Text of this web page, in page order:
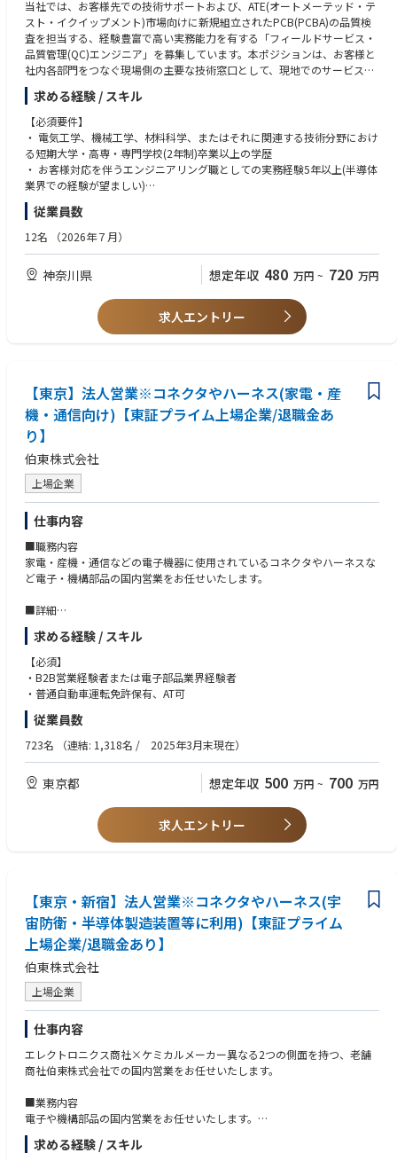
を作ることなくお互いの業務を進んでフォローしあうことができる事
・指示待ちではなく自ら進んで行動できる事
当社では、お客様先での技術サポートおよび、ATE(オートメーテッド・テ
スト・イクイップメント)市場向けに新規組立されたPCB(PCBA)の品質検
査を担当する、経験豊富で高い実務能力を有する「フィールドサービス・
品質管理(QC)エンジニア」を募集しています。本ポジションは、お客様と
社内各部門をつなぐ現場側の主要な技術窓口として、現地でのサービスエ
ンジニアリング業務、および電話によるフェイラー・アナリシス(故障解
析)対応・サポートを担っていただきます。加えて、社内における品質管理
検査業務も含まれます。世界最高水準のサポート提供、迅速な問題解決、
そしてお客様の要望への先回りした対応を実現できる方を求めています。
【主な職務内容】
1. 現地技術サポート及びフェイラー・アナリシス(故障解析)
・ お客様先およびOSAT(半導体アセンブリ・テスト外部委託先)拠点におけ
る製品の保守・修理対応
・ 電気的出力データの記録・評価による初期不具合の切り分け・故障解析
のサポート。フェイラー・アナリシスに資するテスターのデータログの確
・ 社内エンジニアリング各部門(設計、製造、SQE)と連携し、詳細な故障
・ 関連データの収集および、詳細かつ正確なサービスレポートの提出を通
じた、体系的な根本原因調査のサポート
2. 社内部門横断的な連携
・ 直属の同僚、テクニカルセールスエンジニア、プロジェクトマネージャ
ー、品質エンジニア、および設計センターと密に連携し、お客様の要求事
項や技術的リスクを共有
・ 知見の共有やアドバイスを通じ、可能な限り同僚をサポート
・ お客様からのフィードバックを社内各部門が実行可能なタスクへ落とし
込み、それぞれの成果物の背景にある「理由」を各部門が理解できるよう
にする
・ 社内他部門とお客様との間の緩衝役として、エスカレーションを適切に
取捨選択し、安定した関係の維持に貢献
3. 社内品質管理・診断業務
・ 電気的・機械的チェックおよび関連文書作成を含む、組立済みプリント
・ 社内または客先における診断テストの監督
・ テストデータログの確認、および診断用テストプログラムのデバッグ・
改善に向けたプログラマーとの連携
求める経験 / スキル
【必須要件】
・ 電気工学、機械工学、材料科学、またはそれに関連する技術分野におけ
る短期大学・高専・専門学校(2年制)卒業以上の学歴
・ お客様対応を伴うエンジニアリング職としての実務経験5年以上(半導体
業界での経験が望ましい)
・ 日本のお客様との折衝経験があることが望ましい
・ 日本語および英語の読み書きを含む高い技術的コミュニケーション能力
・ 部門横断的なチームでの協働、および戦術的な業務遂行と中長期的な顧
・ PCB、ICパッケージング、プローブカード、またはその他半導体関連ハ
ードウェアの経験があれば尚可(必須ではない)
【歓迎する資質】
・ プレッシャー下でも冷静さを保ち、誠実さと共感をもってエスカレーシ
・ 日々の対応業務から一歩引いて全体を俯瞰し、中長期的な顧客関係およ
び技術方針に貢献できる戦略的視点を持つ
【当社について】
半導体検査装置においてトップクラスのシェアを誇るテラダイン社に現在
あるDIS事業部が2024年5月に新会社として設立。
従業員数
12名 （2026年７月）
神奈川県 想定年収 480 万円 ~ 720 万円
求人エントリー
【東京】法人営業※コネクタやハーネス(家電・産
機・通信向け)【東証プライム上場企業/退職金あ
り】
伯東株式会社
上場企業
仕事内容
■職務内容
家電・産機・通信などの電子機器に使用されているコネクタやハーネスな
ど電子・機構部品の国内営業をお任せいたします。
■詳細
当グループは、全国のセットメーカーやEMSメーカーへの電子・機構部品
の販売に従事いただいます。
下記製品群の営業活動やアフターフォロー、仕入先とのやり取りが主な業
務です。
また、既存顧客へのフォロー以外にも、新規仕入先・商材・顧客開拓にも
・商材（コネクタ以外）：半導体以外の電子部品全般、ケーブルハーネ
ス、熱対策部品、電子材料など
・仕入先：日本、中国・台湾など様々なメーカーの一次代理店として
・顧客：家電・産機・通信などのセットメーカーやEMSメーカー
・仕入先と情報共有：ターゲット顧客の要求仕様に合わせた製品選定・仕
様提案→見積り・受注・発注・売上・納品
に付けていただきます
・電子部品などの営業経験者であれば、数か月で単独での営業活動が可能
です
■その他
・業界未経験でも問題ございません（社内サポートだけでなく仕入先のフ
ォローアップいたします）
・顧客同行を目的に、工場監査等の立会いで海外出張がございます
アジア圏には当社海外拠点があり現地スタッフがサポートしてくれる
為、海外渡航経験が無くても問題ありません。
※海外出張のある地域：中国、台湾、ベトナム
求める経験 / スキル
【必須】
・B2B営業経験者または電子部品業界経験者
・普通自動車運転免許保有、AT可
従業員数
723名 （連結: 1,318名 / 2025年3月末現在）
東京都 想定年収 500 万円 ~ 700 万円
求人エントリー
【東京・新宿】法人営業※コネクタやハーネス(宇
宙防衛・半導体製造装置等に利用)【東証プライム
上場企業/退職金あり】
伯東株式会社
上場企業
仕事内容
エレクトロニクス商社×ケミカルメーカー異なる2つの側面を持つ、老舗
商社伯東株式会社での国内営業をお任せいたします。
■業務内容
電子や機構部品の国内営業をお任せいたします。
・顧客：宇宙防衛・半導体製造装置・通信・一般産機など
・商材：コネクタ（接続用機構部品）、ハーネスなど
求める経験 / スキル